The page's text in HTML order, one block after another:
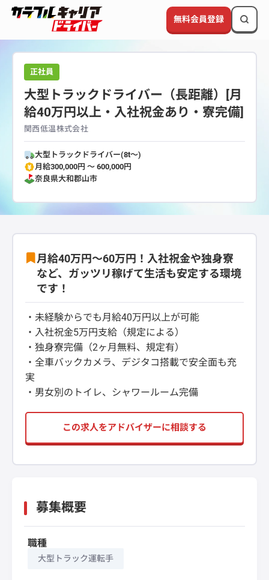
無料会員登録
正社員
大型トラックドライバー（長距離）[月
給40万円以上・入社祝金あり・寮完備]
関西低温株式会社
大型トラックドライバー(8t～)
月給300,000円 〜 600,000円
奈良県大和郡山市
月給40万円〜60万円！入社祝金や独身寮
など、ガッツリ稼げて生活も安定する環境
です！
・未経験からでも月給40万円以上が可能
・入社祝金5万円支給（規定による）
・独身寮完備（2ヶ月無料、規定有）
・全車バックカメラ、デジタコ搭載で安全面も充
実
・男女別のトイレ、シャワールーム完備
この求人をアドバイザーに相談する
募集概要
職種
大型トラック運転手